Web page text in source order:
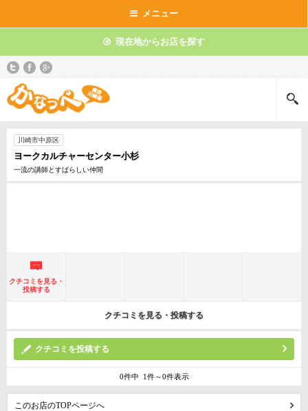
メニュー
現在地からお店を探す
川崎市中原区
ヨークカルチャーセンター小杉
一流の講師とすばらしい仲間
クチコミを見る・
投稿する
クチコミを見る・投稿する
クチコミを投稿する
0件中 1件～0件表示
このお店のTOPページへ